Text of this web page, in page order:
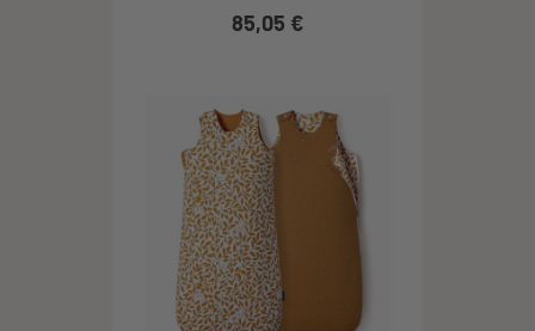
85,05 €